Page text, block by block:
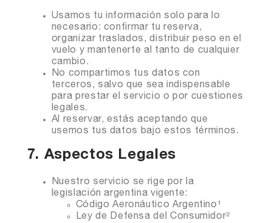
Usamos tu información solo para lo
necesario: confirmar tu reserva,
organizar traslados, distribuir peso en el
vuelo y mantenerte al tanto de cualquier
cambio.
No compartimos tus datos con
terceros, salvo que sea indispensable
para prestar el servicio o por cuestiones
legales.
Al reservar, estás aceptando que
usemos tus datos bajo estos términos.
7. Aspectos Legales
Nuestro servicio se rige por la
legislación argentina vigente:
Código Aeronáutico Argentino¹
Ley de Defensa del Consumidor²